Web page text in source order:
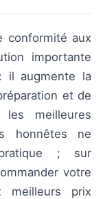
conformité aux
importante
il augmente la
et de
les meilleures
honnêtes ne
pratique ; sur
votre
meilleurs prix